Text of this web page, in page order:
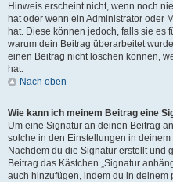
Hinweis erscheint nicht, wenn noch
hat oder wenn ein Administrator oder
hat. Diese können jedoch, falls sie es
warum dein Beitrag überarbeitet
einen Beitrag nicht löschen können,
hat.
Nach oben
Wie kann ich meinem Beitrag eine
Um eine Signatur an deinen Beitrag
solche in den Einstellungen in
Nachdem du die Signatur erstellt und
Beitrag das Kästchen „Signatur
auch hinzufügen, indem du in deinem